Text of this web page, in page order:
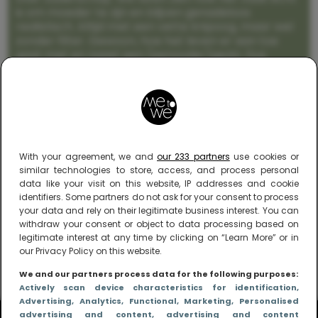
With your agreement, we and our 233 partners use cookies or
similar technologies to store, access, and process personal
data like your visit on this website, IP addresses and cookie
identifiers. Some partners do not ask for your consent to process
your data and rely on their legitimate business interest. You can
withdraw your consent or object to data processing based on
legitimate interest at any time by clicking on “Learn More” or in
our Privacy Policy on this website.
We and our partners process data for the following purposes:
Actively scan device characteristics for identification,
Advertising, Analytics, Functional, Marketing, Personalised
advertising and content, advertising and content
gaat met en naast een (eenouder)gezin. Dus